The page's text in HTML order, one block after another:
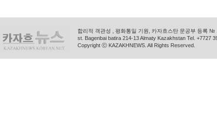
합리적 객관성 , 평화통일 기원, 카자흐스탄 문공부 등록
st. Bagenbai batira 214-13 Almaty Kazakhstan Tel. +7727
Copyright ⓒ KAZAKHNEWS. All Rights Reserved.